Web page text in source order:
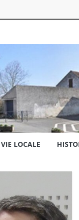
VIE LOCALE